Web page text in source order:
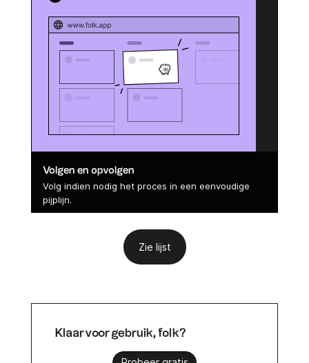
Volgen en opvolgen
Volg indien nodig het proces in een eenvoudige
pijplijn.
Zie lijst
Klaar voor gebruik, folk?